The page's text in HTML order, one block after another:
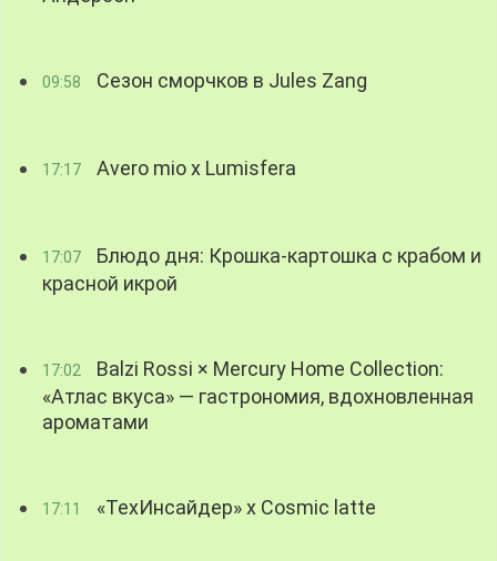
09:58 Сезон сморчков в Jules Zang
17:17 Avero mio x Lumisfera
17:07
Блюдо дня: Крошка-картошка с крабом и
красной икрой
17:02
Balzi Rossi × Mercury Home Collection:
«Атлас вкуса» — гастрономия, вдохновленная
ароматами
17:11 «ТехИнсайдер» х Cosmic latte